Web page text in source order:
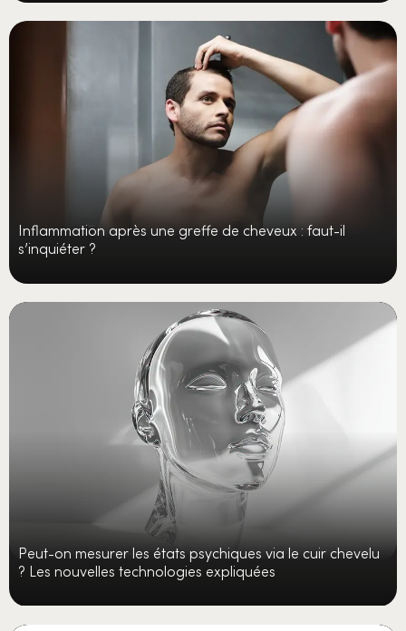
Inflammation après une greffe de cheveux : faut-il
s’inquiéter ?
Peut-on mesurer les états psychiques via le cuir chevelu
? Les nouvelles technologies expliquées